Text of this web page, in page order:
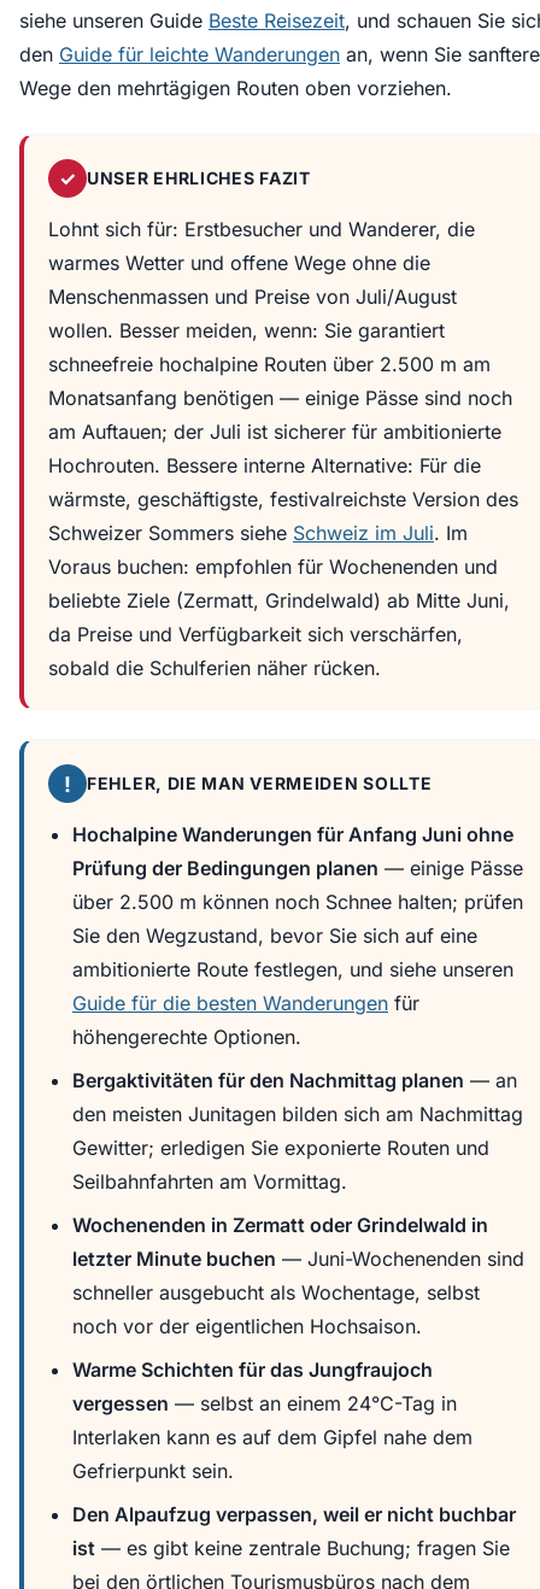
siehe unseren Guide Beste Reisezeit, und schauen Sie
den Guide für leichte Wanderungen an, wenn Sie sanftere
Wege den mehrtägigen Routen oben vorziehen.
✓ UNSER EHRLICHES FAZIT
Lohnt sich für: Erstbesucher und Wanderer, die
warmes Wetter und offene Wege ohne die
Menschenmassen und Preise von Juli/August
wollen. Besser meiden, wenn: Sie garantiert
schneefreie hochalpine Routen über 2.500 m am
Monatsanfang benötigen — einige Pässe sind noch
am Auftauen; der Juli ist sicherer für ambitionierte
Hochrouten. Bessere interne Alternative: Für die
wärmste, geschäftigste, festivalreichste Version des
Schweizer Sommers siehe Schweiz im Juli. Im
Voraus buchen: empfohlen für Wochenenden und
beliebte Ziele (Zermatt, Grindelwald) ab Mitte Juni,
da Preise und Verfügbarkeit sich verschärfen,
sobald die Schulferien näher rücken.
! FEHLER, DIE MAN VERMEIDEN SOLLTE
Hochalpine Wanderungen für Anfang Juni ohne
Prüfung der Bedingungen planen — einige Pässe
über 2.500 m können noch Schnee halten; prüfen
Sie den Wegzustand, bevor Sie sich auf eine
ambitionierte Route festlegen, und siehe unseren
Guide für die besten Wanderungen für
höhengerechte Optionen.
Bergaktivitäten für den Nachmittag planen — an
den meisten Junitagen bilden sich am Nachmittag
Gewitter; erledigen Sie exponierte Routen und
Seilbahnfahrten am Vormittag.
Wochenenden in Zermatt oder Grindelwald in
letzter Minute buchen — Juni-Wochenenden sind
schneller ausgebucht als Wochentage, selbst
noch vor der eigentlichen Hochsaison.
Warme Schichten für das Jungfraujoch
vergessen — selbst an einem 24°C-Tag in
Interlaken kann es auf dem Gipfel nahe dem
Gefrierpunkt sein.
Den Alpaufzug verpassen, weil er nicht buchbar
ist — es gibt keine zentrale Buchung; fragen Sie
bei den örtlichen Tourismusbüros nach dem